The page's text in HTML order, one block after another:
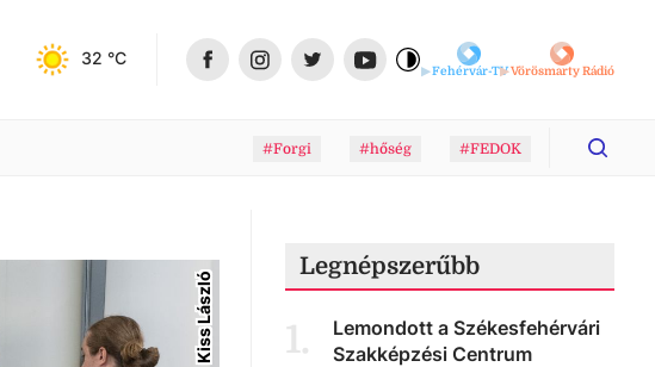
32 °C
Fehérvár-TVVörösmarty Rádió
#Forgi #hőség #FEDOK
Kiss László
Legnépszerűbb
1.
Lemondott a Székesfehérvári
Szakképzési Centrum